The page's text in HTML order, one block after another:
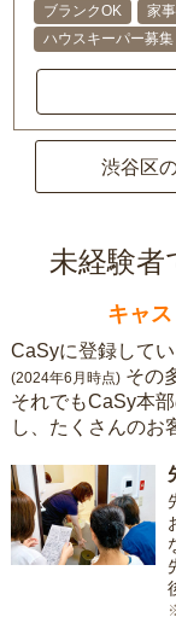
ブランクOK
家
ハウスキーパー募集
渋谷区
未経験者
キャ
CaSyに登録して
(2024年6月時点) その
それでもCaSy本
し、たくさんのお